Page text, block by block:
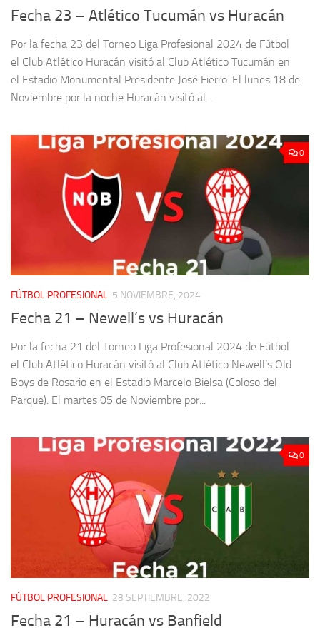
Fecha 23 – Atlético Tucumán vs Huracán
Por la fecha 23 del Torneo Liga Profesional 2024 de Fútbol
el Club Atlético Huracán visitó al Club Atlético Tucumán en
el Estadio Monumental Presidente José Fierro. El lunes 18 de
Noviembre por la noche Huracán visitó al...
0
FÚTBOL PROFESIONAL 5 NOVIEMBRE, 2024
Fecha 21 – Newell’s vs Huracán
Por la fecha 21 del Torneo Liga Profesional 2024 de Fútbol
el Club Atlético Huracán visitó al Club Atlético Newell’s Old
Boys de Rosario en el Estadio Marcelo Bielsa (Coloso del
Parque). El martes 05 de Noviembre por...
0
FÚTBOL PROFESIONAL 23 SEPTIEMBRE, 2022
Fecha 21 – Huracán vs Banfield